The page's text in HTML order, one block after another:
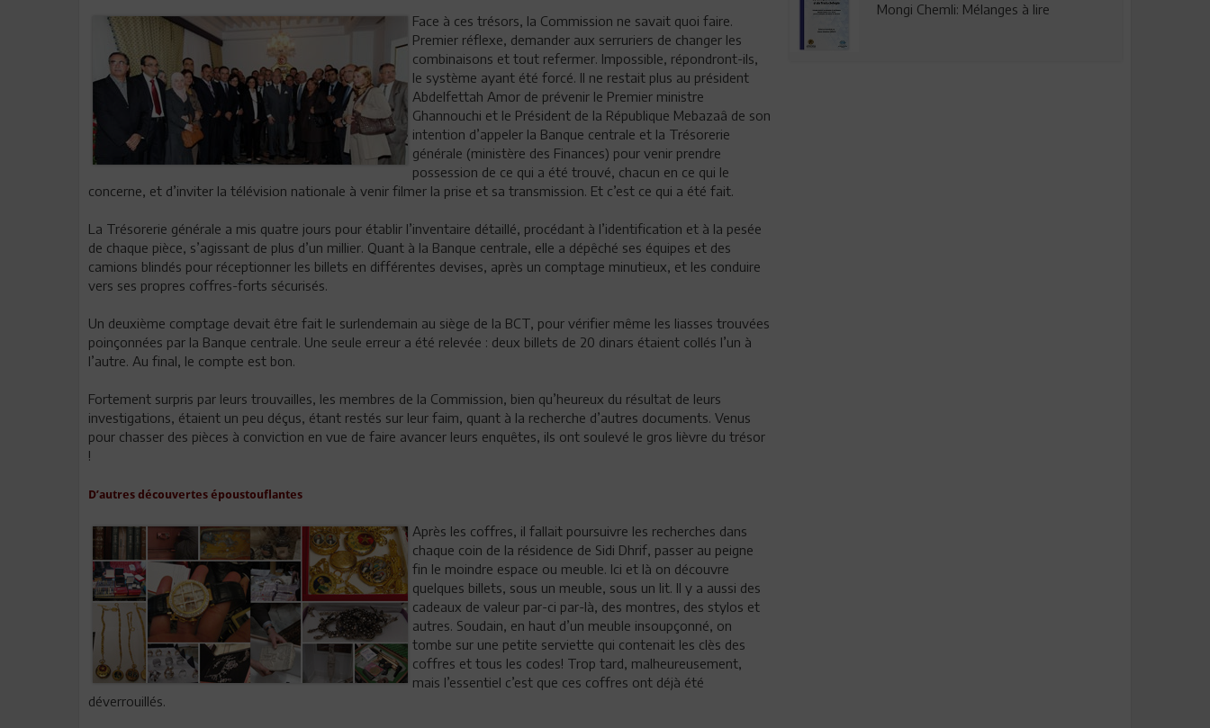
Face à ces trésors, la Commission ne savait quoi faire.
Premier réflexe, demander aux serruriers de changer les
combinaisons et tout refermer. Impossible, répondront-ils,
le système ayant été forcé. Il ne restait plus au président
Abdelfettah Amor de prévenir le Premier ministre
Ghannouchi et le Président de la République Mebazaâ de son
intention d’appeler la Banque centrale et la Trésorerie
générale (ministère des Finances) pour venir prendre
possession de ce qui a été trouvé, chacun en ce qui le
concerne, et d’inviter la télévision nationale à venir filmer la prise et sa transmission. Et c’est ce qui a été fait.
La Trésorerie générale a mis quatre jours pour établir l’inventaire détaillé, procédant à l’identification et à la pesée
de chaque pièce, s’agissant de plus d’un millier. Quant à la Banque centrale, elle a dépêché ses équipes et des
camions blindés pour réceptionner les billets en différentes devises, après un comptage minutieux, et les conduire
vers ses propres coffres-forts sécurisés.
Un deuxième comptage devait être fait le surlendemain au siège de la BCT, pour vérifier même les liasses trouvées
poinçonnées par la Banque centrale. Une seule erreur a été relevée : deux billets de 20 dinars étaient collés l’un à
l’autre. Au final, le compte est bon.
Fortement surpris par leurs trouvailles, les membres de la Commission, bien qu’heureux du résultat de leurs
investigations, étaient un peu déçus, étant restés sur leur faim, quant à la recherche d’autres documents. Venus
pour chasser des pièces à conviction en vue de faire avancer leurs enquêtes, ils ont soulevé le gros lièvre du trésor
!
D’autres découvertes époustouflantes
Après les coffres, il fallait poursuivre les recherches dans
chaque coin de la résidence de Sidi Dhrif, passer au peigne
fin le moindre espace ou meuble. Ici et là on découvre
quelques billets, sous un meuble, sous un lit. Il y a aussi des
cadeaux de valeur par-ci par-là, des montres, des stylos et
autres. Soudain, en haut d’un meuble insoupçonné, on
tombe sur une petite serviette qui contenait les clès des
coffres et tous les codes! Trop tard, malheureusement,
mais l’essentiel c’est que ces coffres ont déjà été
déverrouillés.
Mongi Chemli: Mélanges à lire